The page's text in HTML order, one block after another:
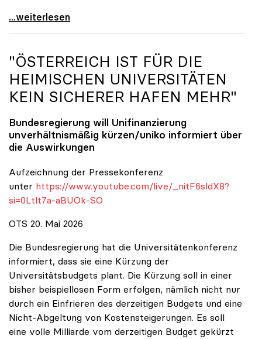
#UnisRetten Warum es sich zu demonstrieren lohnt
...weiterlesen
"ÖSTERREICH IST FÜR DIE
HEIMISCHEN UNIVERSITÄTEN
KEIN SICHERER HAFEN MEHR"
Bundesregierung will Unifinanzierung
unverhältnismäßig kürzen/uniko informiert über
die Auswirkungen
Aufzeichnung der Pressekonferenz
unter https://www.youtube.com/live/_nitF6sldX8?
si=0Ltlt7a-aBUOk-SO
OTS 20. Mai 2026
Die Bundesregierung hat die Universitätenkonferenz
informiert, dass sie eine Kürzung der
Universitätsbudgets plant. Die Kürzung soll in einer
bisher beispiellosen Form erfolgen, nämlich nicht nur
durch ein Einfrieren des derzeitigen Budgets und eine
Nicht-Abgeltung von Kostensteigerungen. Es soll
eine volle Milliarde vom derzeitigen Budget gekürzt